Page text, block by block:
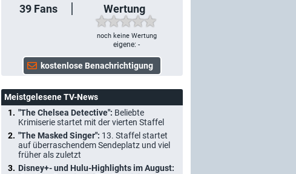
39 Fans Wertung
noch keine Wertung
eigene: -
Meistgelesene TV-News
"The Chelsea Detective": Beliebte
Krimiserie startet mit der vierten Staffel
"The Masked Singer": 13. Staffel startet
auf überraschendem Sendeplatz und viel
früher als zuletzt
Disney+- und Hulu-Highlights im August: